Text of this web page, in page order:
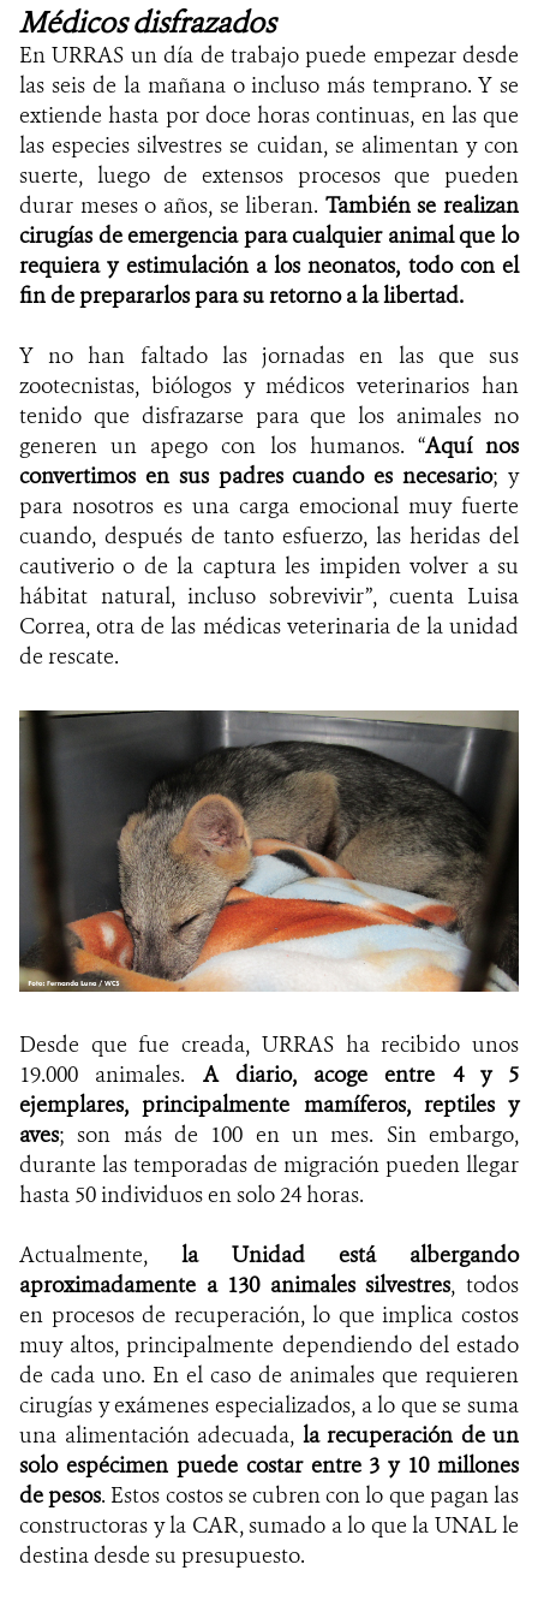
Médicos disfrazados
En URRAS un día de trabajo puede empezar desde
las seis de la mañana o incluso más temprano. Y se
extiende hasta por doce horas continuas, en las que
las especies silvestres se cuidan, se alimentan y con
suerte, luego de extensos procesos que pueden
durar meses o años, se liberan. También se realizan
cirugías de emergencia para cualquier animal que lo
requiera y estimulación a los neonatos, todo con el
fin de prepararlos para su retorno a la libertad.
Y no han faltado las jornadas en las que sus
zootecnistas, biólogos y médicos veterinarios han
tenido que disfrazarse para que los animales no
generen un apego con los humanos. “Aquí nos
convertimos en sus padres cuando es necesario; y
para nosotros es una carga emocional muy fuerte
cuando, después de tanto esfuerzo, las heridas del
cautiverio o de la captura les impiden volver a su
hábitat natural, incluso sobrevivir”, cuenta Luisa
Correa, otra de las médicas veterinaria de la unidad
de rescate.
Desde que fue creada, URRAS ha recibido unos
19.000 animales. A diario, acoge entre 4 y 5
ejemplares, principalmente mamíferos, reptiles y
aves; son más de 100 en un mes. Sin embargo,
durante las temporadas de migración pueden llegar
hasta 50 individuos en solo 24 horas.
Actualmente, la Unidad está albergando
aproximadamente a 130 animales silvestres, todos
en procesos de recuperación, lo que implica costos
muy altos, principalmente dependiendo del estado
de cada uno. En el caso de animales que requieren
cirugías y exámenes especializados, a lo que se suma
una alimentación adecuada, la recuperación de un
solo espécimen puede costar entre 3 y 10 millones
de pesos. Estos costos se cubren con lo que pagan las
constructoras y la CAR, sumado a lo que la UNAL le
destina desde su presupuesto.